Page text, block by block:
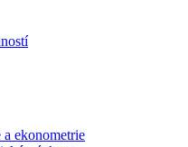
ekonometrie